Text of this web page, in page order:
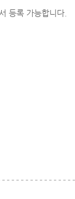
등록 가능합니다.